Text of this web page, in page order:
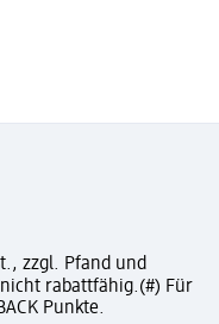
zzgl. Pfand und
rabattfähig.(#) Für
Punkte.